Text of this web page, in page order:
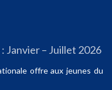
Janvier – Juillet 2026
offre aux jeunes du